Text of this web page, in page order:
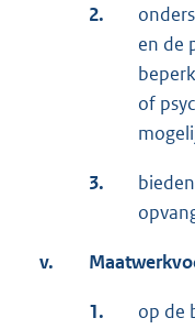
2.
en de
of
3.
v.
1.
op de